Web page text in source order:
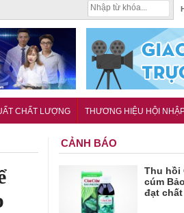
CHẤT LƯỢNG THƯƠNG HIỆU HỘI
CẢNH BÁO
Thu hồi
cúm
đạt